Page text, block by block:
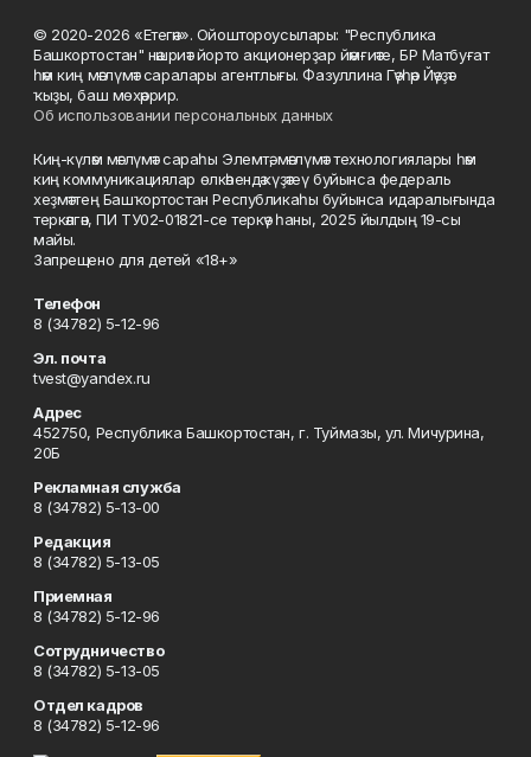
© 2020-2026 «Етегән». Ойоштороусылары: "Республика
Башкортостан" нәшриәт йорто акционерҙар йәмғиәте, БР Матбуғат
һәм киң мәғлүмәт саралары агентлығы. Фазуллина Гәүһәр Йәүҙәт
ҡыҙы, баш мөхәррир.
Об использовании персональных данных
Киң-күләм мәғлүмәт сараһы Элемтә, мәғлүмәт технологиялары һәм
киң коммуникациялар өлкәһендә күҙәтеү буйынса федераль
хеҙмәттең Башҡортостан Республикаһы буйынса идаралығында
теркәлгән, ПИ ТУ02-01821-се теркәү һаны, 2025 йылдың 19-сы
майы.
Запрещено для детей «18+»
Телефон
8 (34782) 5-12-96
Эл. почта
tvest@yandex.ru
Адрес
452750, Республика Башкортостан, г. Туймазы, ул. Мичурина,
20Б
Рекламная служба
8 (34782) 5-13-00
Редакция
8 (34782) 5-13-05
Приемная
8 (34782) 5-12-96
Сотрудничество
8 (34782) 5-13-05
Отдел кадров
8 (34782) 5-12-96